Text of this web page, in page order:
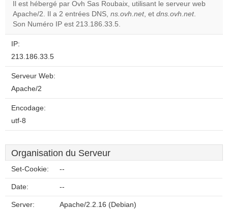
Do you
Il est hébergé par Ovh Sas Roubaix, utilisant le serveur web
Apache/2. Il a 2 entrées DNS, ns.ovh.net, et dns.ovh.net.
Son Numéro IP est 213.186.33.5.
IP:
213.186.33.5
Serveur Web:
Apache/2
Encodage:
utf-8
Organisation du Serveur
Set-Cookie: --
Date: --
Server: Apache/2.2.16 (Debian)